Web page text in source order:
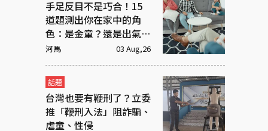
手足反目不是巧合！15
道題測出你在家中的角
色：是金童？還是出氣
筒？
河馬 03 Aug,26
話題
台灣也要有鞭刑了？立委
推「鞭刑入法」阻詐騙、
虐童、性侵